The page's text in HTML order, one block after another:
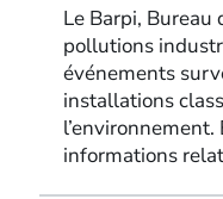
Le Barpi, Bureau
pollutions
événements
installations
l’environnement.
informations